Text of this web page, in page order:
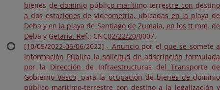
bienes de dominio público marítimo-terrestre con destino
a dos estaciones de videometría, ubicadas en la playa de
Deba y en la playa de Santiago de Zumaia, en los tt.mm. de
Deba y Getaria. Ref.: CNC02/22/20/0007.
[10/05/2022-06/06/2022] - Anuncio por el que se somete a
Información Pública la solicitud de adscripción formulada
por la Dirección de Infraestructuras del Transporte de
Gobierno Vasco, para la ocupación de bienes de dominio
público marítimo-terrestre con destino a la legalización y